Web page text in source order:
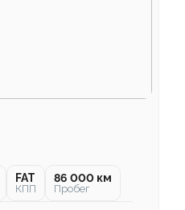
FAT
КПП
86 000 км
Пробег